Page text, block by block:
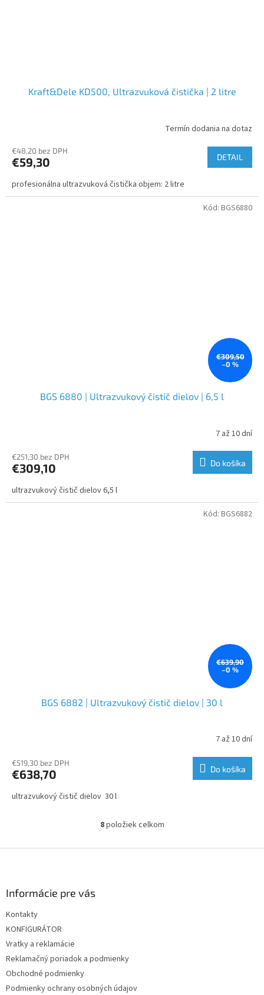
Kraft&Dele KD500, Ultrazvuková čistička | 2 litre
Termín dodania na dotaz
€48,20 bez DPH
€59,30 DETAIL
profesionálna ultrazvuková čistička objem: 2 litre
€309,50
–0 %
BGS 6880 | Ultrazvukový čistič dielov | 6,5 l
7 až 10 dní
€251,30 bez DPH
€309,10 Do košíka
ultrazvukový čistič dielov 6,5 l
Kód: BGS6880
€639,90
–0 %
BGS 6882 | Ultrazvukový čistič dielov | 30 l
7 až 10 dní
€519,30 bez DPH
€638,70 Do košíka
ultrazvukový čistič dielov 30 l
Kód: BGS6882
O
l
v
8položiek celkom
Informácie pre vás
Kontakty
KONFIGURÁTOR
Vratky a reklamácie
Reklamačný poriadok a podmienky
Obchodné podmienky
Podmienky ochrany osobných údajov